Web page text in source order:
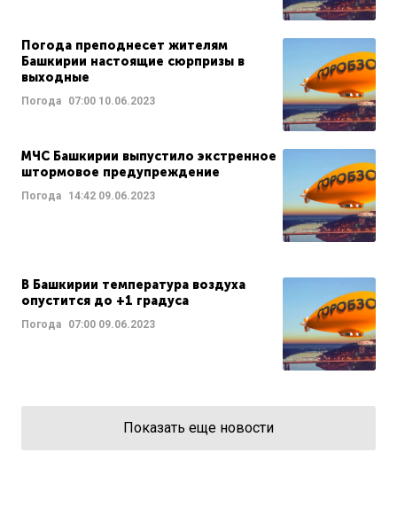
Погода преподнесет жителям
Башкирии настоящие сюрпризы в
выходные
Погода 07:00 10.06.2023
МЧС Башкирии выпустило экстренное
штормовое предупреждение
Погода 14:42 09.06.2023
В Башкирии температура воздуха
опустится до +1 градуса
Погода 07:00 09.06.2023
Показать еще новости